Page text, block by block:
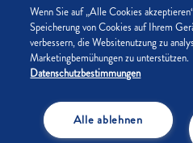
COOKIE-
Wenn Sie auf „Alle Cookies
Speicherung von Cookies auf Ihrem
verbessern, die Websitenutzung zu
Marketingbemühungen zu unterstützen.
Datenschutzbestimmungen
Alle ablehnen